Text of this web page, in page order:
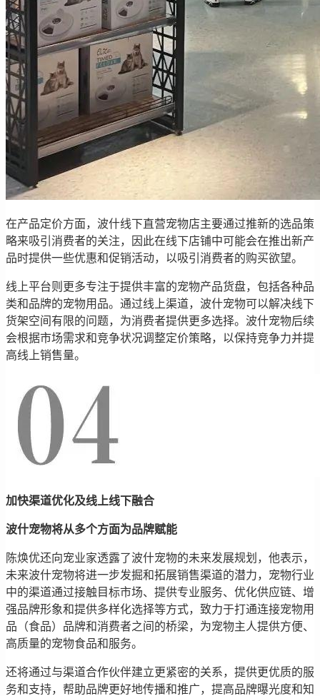
在产品定价方面，波什线下直营宠物店主要通过推新的选品策
略来吸引消费者的关注，因此在线下店铺中可能会在推出新产
品时提供一些优惠和促销活动，以吸引消费者的购买欲望。
线上平台则更多专注于提供丰富的宠物产品货盘，包括各种品
类和品牌的宠物用品。通过线上渠道，波什宠物可以解决线下
货架空间有限的问题，为消费者提供更多选择。波什宠物后续
会根据市场需求和竞争状况调整定价策略，以保持竞争力并提
高线上销售量。
加快渠道优化及线上线下融合
波什宠物将从多个方面为品牌赋能
陈焕优还向宠业家透露了波什宠物的未来发展规划，他表示，
未来波什宠物将进一步发掘和拓展销售渠道的潜力，宠物行业
中的渠道通过接触目标市场、提供专业服务、优化供应链、增
强品牌形象和提供多样化选择等方式，致力于打通连接宠物用
品（食品）品牌和消费者之间的桥梁，为宠物主人提供方便、
高质量的宠物食品和服务。
还将通过与渠道合作伙伴建立更紧密的关系，提供更优质的服
务和支持，帮助品牌更好地传播和推广，提高品牌曝光度和知